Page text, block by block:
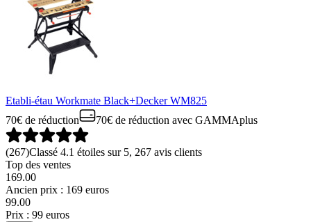
Etabli-étau Workmate Black+Decker WM825
70€ de réduction
70€ de réduction avec GAMMAplus
(267)Classé 4.1 étoiles sur 5, 267 avis clients
Top des ventes
169.00
Ancien prix : 169 euros
99.00
Prix : 99 euros